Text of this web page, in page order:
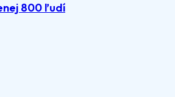
800 ľudí